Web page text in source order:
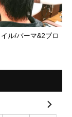
ル/パーマ&2ブロ